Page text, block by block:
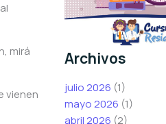
mirá
vienen
Archivos
julio 2026 (1)
mayo 2026 (1)
abril 2026 (2)